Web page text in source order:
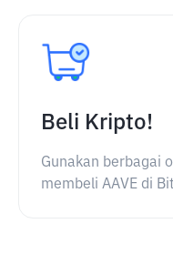
Beli Kripto!
Gunakan berbagai
membeli AAVE di